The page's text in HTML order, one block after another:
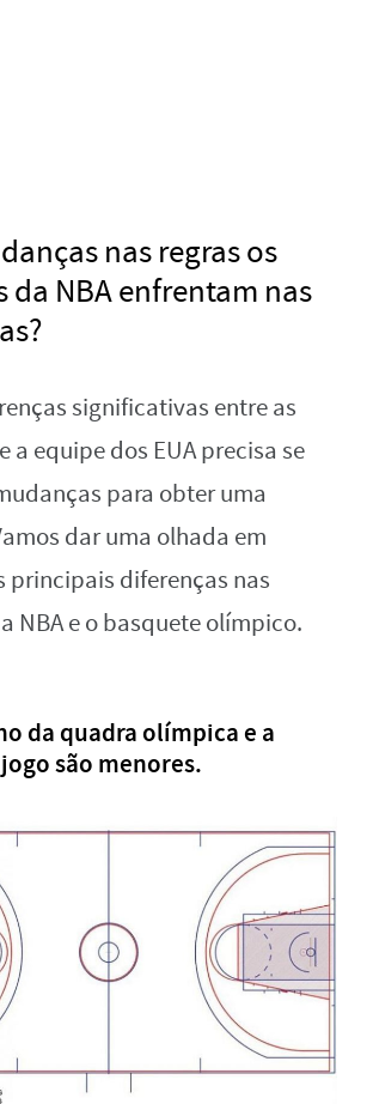
nas regras os
da NBA enfrentam nas
significativas entre as
a equipe dos EUA precisa se
para obter uma
dar uma olhada em
principais diferenças nas
NBA e o basquete olímpico.
da quadra olímpica e a
são menores.